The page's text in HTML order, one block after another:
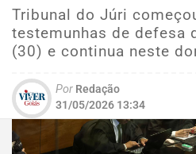
Tribunal do Júri
testemunhas de defesa
(30) e continua neste
Por Redação
31/05/2026 13:34